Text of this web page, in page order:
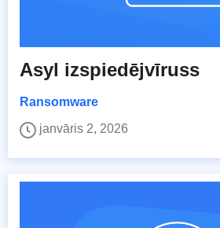
Asyl izspiedējvīruss
Ransomware
janvāris 2, 2026